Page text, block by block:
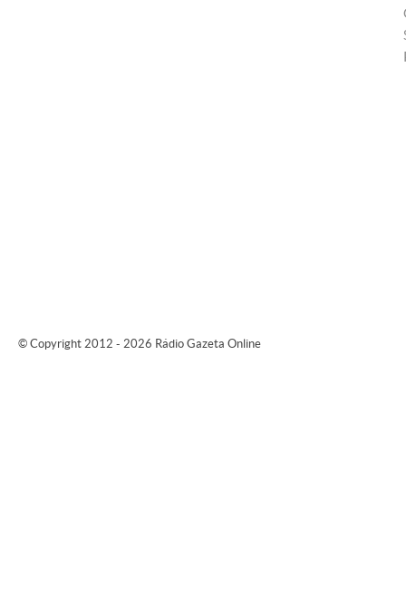
© Copyright 2012 - 2026 Rádio Gazeta Online